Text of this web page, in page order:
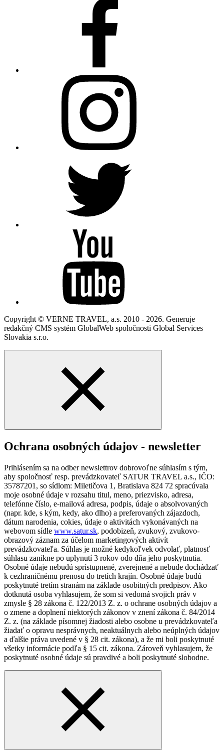
Copyright © VERNE TRAVEL, a.s. 2010 - 2026. Generuje
redakčný CMS systém GlobalWeb spoločnosti Global Services
Slovakia s.r.o.
Ochrana osobných údajov - newsletter
Prihlásením sa na odber newslettrov dobrovoľne súhlasím s tým,
aby spoločnosť resp. prevádzkovateľ SATUR TRAVEL a.s., IČO:
35787201, so sídlom: Miletičova 1, Bratislava 824 72 spracúvala
moje osobné údaje v rozsahu titul, meno, priezvisko, adresa,
telefónne číslo, e-mailová adresa, podpis, údaje o absolvovaných
(napr. kde, s kým, kedy, ako dlho) a preferovaných zájazdoch,
dátum narodenia, cokies, údaje o aktivitách vykonávaných na
webovom sídle www.satur.sk, podobizeň, zvukový, zvukovo-
obrazový záznam za účelom marketingových aktivít
prevádzkovateľa. Súhlas je možné kedykoľvek odvolať, platnosť
súhlasu zanikne po uplynutí 3 rokov odo dňa jeho poskytnutia.
Osobné údaje nebudú sprístupnené, zverejnené a nebude dochádzať
k cezhraničnému prenosu do tretích krajín. Osobné údaje budú
poskytnuté tretím stranám na základe osobitných predpisov. Ako
dotknutá osoba vyhlasujem, že som si vedomá svojich práv v
zmysle § 28 zákona č. 122/2013 Z. z. o ochrane osobných údajov a
o zmene a doplnení niektorých zákonov v znení zákona č. 84/2014
Z. z. (na základe písomnej žiadosti alebo osobne u prevádzkovateľa
žiadať o opravu nesprávnych, neaktuálnych alebo neúplných údajov
a ďalšie práva uvedené v § 28 cit. zákona), a že mi boli poskytnuté
všetky informácie podľa § 15 cit. zákona. Zároveň vyhlasujem, že
poskytnuté osobné údaje sú pravdivé a boli poskytnuté slobodne.